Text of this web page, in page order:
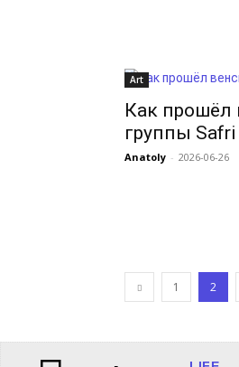
Art
Как прошёл
группы Safri
Anatoly - 2026-06-26
1 2